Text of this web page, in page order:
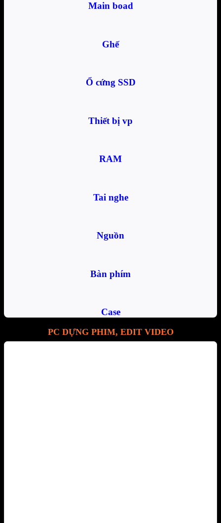
Main boad
Ghế
Ổ cứng SSD
Thiết bị vp
RAM
Tai nghe
Nguồn
Bàn phím
Case
PC DỰNG PHIM, EDIT VIDEO